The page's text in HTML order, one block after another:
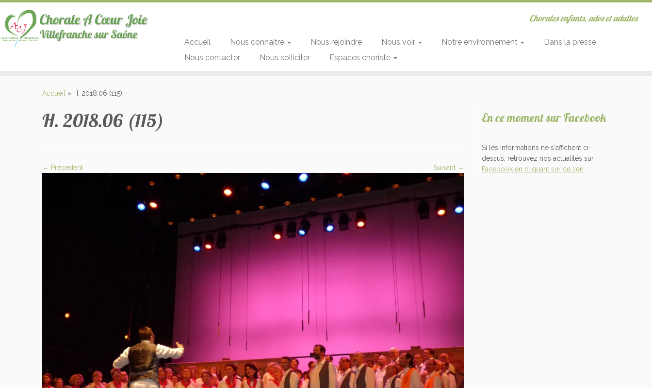
Chorales enfants, ados et adultes
Accueil Nous connaitre Nous rejoindre Nous voir Notre environnement
Dans la presse
Nous contacter
Nous solliciter Espaces choriste
Accueil » H. 2018.06 (115)
H. 2018.06 (115)
← Précédent Suivant →
En ce moment sur Facebook
Si les informations ne s'affichent ci-
dessus, retrouvez nos actualités sur
Facebook en cliquant sur ce lien